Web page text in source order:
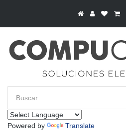
Powered by Translate